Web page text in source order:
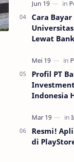
Cara Bayar
Lewat
Profil PT
Indonesia
Resmi!
di